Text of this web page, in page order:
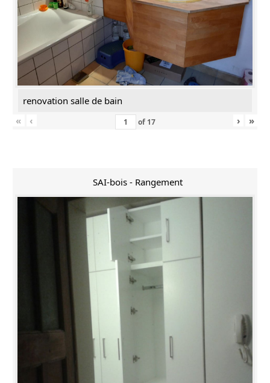
renovation salle de bain
«
‹ of 17 › »
SAI-bois - Rangement